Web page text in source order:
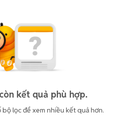
kết quả phù hợp.
lọc để xem nhiều kết quả hơn.